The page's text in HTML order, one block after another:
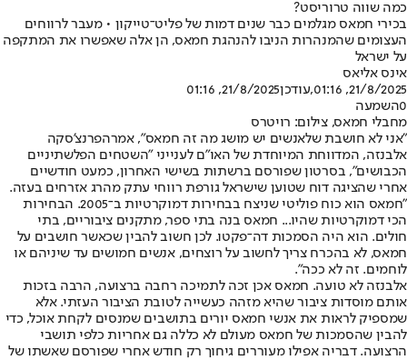
כמה שווה טרוריסט?
בכירי חמאס מגלמים כבר שנים דמות של פליט־טייקון • מעבר לרווחים
העצומים שהמנהרות הניבו להנהגת חמאס, הן אלה שאפשרו את המתקפה
על ישראל
אינס אליאס
21/8/2025, 01:16
,עודכן21/8/2025, 01:16
0השמעה
מחבלי חמאס, צילום: רויטרס
"אני לא חושבת שלאנשים יש מושג מה זה חמאס", אמרהפרנצ'סקה
אלבנזה, המדווחת המיוחדת של האו"ם לענייני "השטחים הפלשתיניים
הכבושים", בסרטון שפורסם ברשתות בשישי האחרון, כמעט חודשיים
אחרי שהציגה דוח שטוען שישראל גורפת רווחי עתק מהרג אזרחים בעזה.
"חמאס הוא כוח פוליטי שניצח בבחירות דמוקרטיות ב־2005. הבחירות
הכי דמוקרטיות שהיו... חמאס בנה בתי ספר, מתקנים ציבוריים, בתי
חולים. הוא היה הסמכות דה־פקטו. לכן חשוב להבין שכאשר חושבים על
חמאס, לא בהכרח צריך לחשוב על רוצחים, אנשים חמושים עד שיניהם או
לוחמים. זה לא ככה".
אלבנזה לא טועה. חמאס אכן זכה לתמיכה רחבה ברצועה, הרבה בזכות
אותם מוסדות ציבור שהיא מזהה כעשייה לטובת הציבור העזתי. אלא
שמספיק לראות את אנשי חמאס יורים בתושבים שמנסים לקחת אוכל, כדי
להבין שהסמכות של חמאס מעולם לא כללה גם אחריות כלפי תושבי
הרצועה. דבריה אפילו מעוררים גיחוך רק חודש אחרי שפורסם שאשתו של